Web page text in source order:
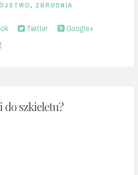
, ZBRODNIA
Twitter
Google+
do szkieletu?